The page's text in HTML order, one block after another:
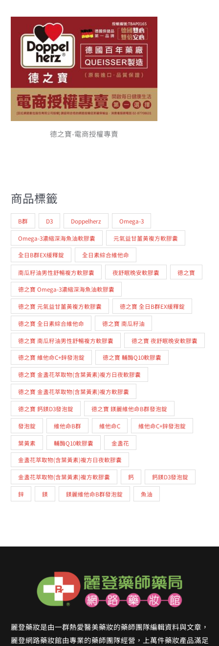
德之寶-電商授權專賣
商品標籤
B群 D3 Doppelherz Omega-3
Omega-3濃縮深海魚油軟膠囊 元氣益甘薑黃複方軟膠囊
全日B群EX緩釋錠 全日素綜合維他命
南瓜籽油男性舒暢複方軟膠囊 夜舒眠晚安軟膠囊 德之寶
德之寶 Omega-3濃縮深海魚油軟膠囊
德之寶 元氣益甘薑黃複方軟膠囊 德之寶 全日B群EX緩釋錠
德之寶 全日素綜合維他命 德之寶 南瓜籽油
德之寶 南瓜籽油男性舒暢複方軟膠囊 德之寶 夜舒眠晚安軟膠囊
德之寶 維他命C+鋅發泡錠 德之寶 輔酶Q10軟膠囊
德之寶 金盞花萃取物(含葉黃素)複方日夜軟膠囊
德之寶 金盞花萃取物(含葉黃素)複方軟膠囊
德之寶 鈣鎂D3發泡錠 德之寶 鎂麗維他命B群發泡錠
發泡錠 維他命B群 維他命C 維他命C+鋅發泡錠
葉黃素 輔酶Q10軟膠囊 金盞花
金盞花萃取物(含葉黃素)複方日夜軟膠囊
金盞花萃取物(含葉黃素)複方軟膠囊 鈣 鈣鎂D3發泡錠
鋅 鎂 鎂麗維他命B群發泡錠 魚油
麗登藥妝是由一群熱愛醫美藥妝的藥師團隊編輯資料與文章，
麗登網路藥妝館由專業的藥師團隊經營，上萬件藥妝產品滿足